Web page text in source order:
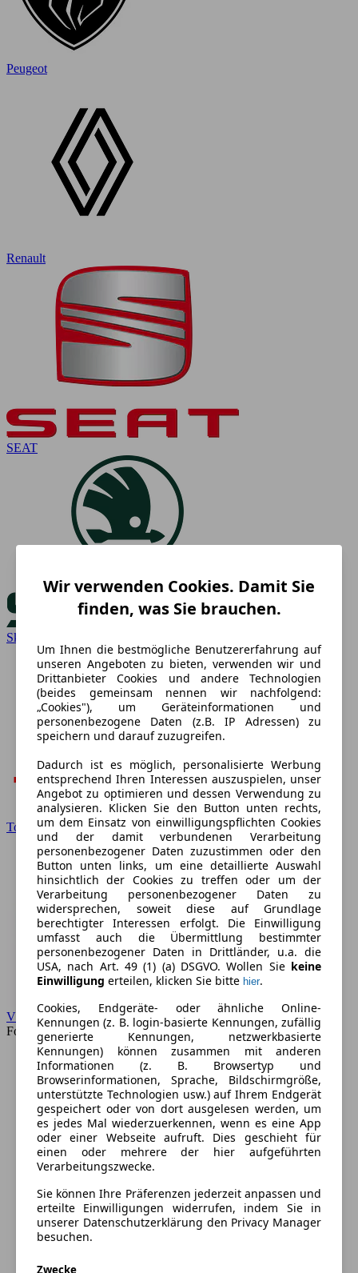
Peugeot
Renault
SEAT
Skoda
Toyota
VW
Forum
Wir verwenden Cookies. Damit Sie
finden, was Sie brauchen.
Um Ihnen die bestmögliche Benutzererfahrung auf
unseren Angeboten zu bieten, verwenden wir und
Drittanbieter Cookies und andere Technologien
(beides gemeinsam nennen wir nachfolgend:
„Cookies"), um Geräteinformationen und
personenbezogene Daten (z.B. IP Adressen) zu
speichern und darauf zuzugreifen.
Dadurch ist es möglich, personalisierte Werbung
entsprechend Ihren Interessen auszuspielen, unser
Angebot zu optimieren und dessen Verwendung zu
analysieren. Klicken Sie den Button unten rechts,
um dem Einsatz von einwilligungspflichten Cookies
und der damit verbundenen Verarbeitung
personenbezogener Daten zuzustimmen oder den
Button unten links, um eine detaillierte Auswahl
hinsichtlich der Cookies zu treffen oder um der
Verarbeitung personenbezogener Daten zu
widersprechen, soweit diese auf Grundlage
berechtigter Interessen erfolgt. Die Einwilligung
umfasst auch die Übermittlung bestimmter
personenbezogener Daten in Drittländer, u.a. die
USA, nach Art. 49 (1) (a) DSGVO. Wollen Sie keine
Einwilligung erteilen, klicken Sie bitte hier.
Cookies, Endgeräte- oder ähnliche Online-
Kennungen (z. B. login-basierte Kennungen, zufällig
generierte Kennungen, netzwerkbasierte
Kennungen) können zusammen mit anderen
Informationen (z. B. Browsertyp und
Browserinformationen, Sprache, Bildschirmgröße,
unterstützte Technologien usw.) auf Ihrem Endgerät
gespeichert oder von dort ausgelesen werden, um
es jedes Mal wiederzuerkennen, wenn es eine App
oder einer Webseite aufruft. Dies geschieht für
einen oder mehrere der hier aufgeführten
Verarbeitungszwecke.
Sie können Ihre Präferenzen jederzeit anpassen und
erteilte Einwilligungen widerrufen, indem Sie in
unserer Datenschutzerklärung den Privacy Manager
besuchen.
Zwecke